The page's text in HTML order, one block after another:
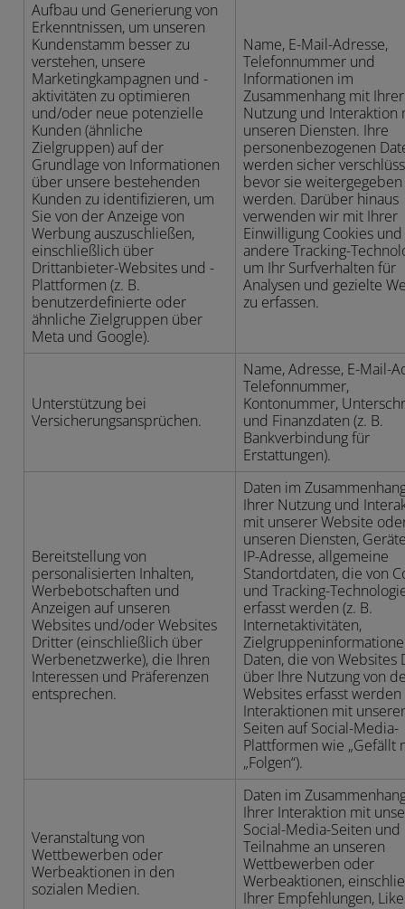
Aufbau und Generierung von
Erkenntnissen, um unseren
Kundenstamm besser zu
verstehen, unsere
Marketingkampagnen und -
aktivitäten zu optimieren
und/oder neue potenzielle
Kunden (ähnliche
Zielgruppen) auf der
Grundlage von Informationen
über unsere bestehenden
Kunden zu identifizieren, um
Sie von der Anzeige von
Werbung auszuschließen,
einschließlich über
Drittanbieter-Websites und -
Plattformen (z. B.
benutzerdefinierte oder
ähnliche Zielgruppen über
Meta und Google).
Name, E-Mail-Adresse,
Telefonnummer und
Informationen im
Zusammenhang mit Ihrer
Nutzung und Interaktion
unseren Diensten. Ihre
personenbezogenen
werden sicher
bevor sie weitergegeben
werden. Darüber hinaus
verwenden wir mit Ihrer
Einwilligung Cookies und
andere Tracking-
um Ihr Surfverhalten für
Analysen und gezielte
zu erfassen.
Unterstützung bei
Versicherungsansprüchen.
Name, Adresse, E-Mail-
Telefonnummer,
Kontonummer,
und Finanzdaten (z. B.
Bankverbindung für
Erstattungen).
Bereitstellung von
personalisierten Inhalten,
Werbebotschaften und
Anzeigen auf unseren
Websites und/oder Websites
Dritter (einschließlich über
Werbenetzwerke), die Ihren
Interessen und Präferenzen
entsprechen.
Daten im
Ihrer Nutzung und
mit unserer Website
unseren Diensten,
IP-Adresse, allgemeine
Standortdaten, die von
und Tracking-
erfasst werden (z. B.
Internetaktivitäten,
Daten, die von Websites
über Ihre Nutzung von
Websites erfasst werden
Interaktionen mit
Seiten auf Social-Media-
Plattformen wie „Gefällt
„Folgen“).
Veranstaltung von
Wettbewerben oder
Werbeaktionen in den
sozialen Medien.
Daten im
Ihrer Interaktion mit
Social-Media-Seiten und
Teilnahme an unseren
Wettbewerben oder
Werbeaktionen,
Ihrer Empfehlungen,